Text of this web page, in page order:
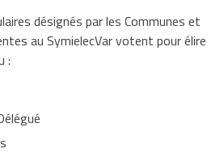
désignés par les Communes et
au SymielecVar votent pour élire
: